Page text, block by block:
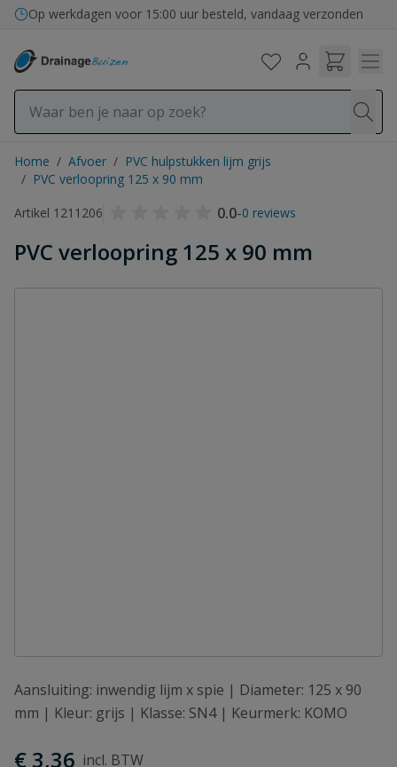
Ga naar de inhoud
Op werkdagen voor 15:00 uur besteld, vandaag verzonden
Home / Afvoer / PVC hulpstukken lijm grijs
/ PVC verloopring 125 x 90 mm
Artikel 1211206
0.0-0 reviews
PVC verloopring 125 x 90 mm
Aansluiting: inwendig lijm x spie | Diameter: 125 x 90
mm | Kleur: grijs | Klasse: SN4 | Keurmerk: KOMO
€ 3,36